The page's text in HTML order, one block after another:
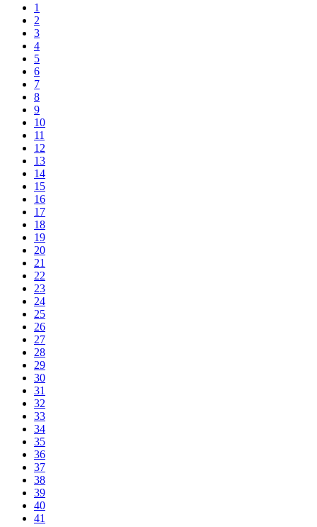
1
2
3
4
5
6
7
8
9
10
11
12
13
14
15
16
17
18
19
20
21
22
23
24
25
26
27
28
29
30
31
32
33
34
35
36
37
38
39
40
41